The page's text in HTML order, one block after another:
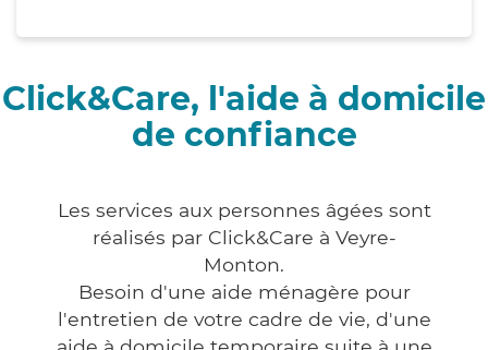
Click&Care, l'aide à domicile
de confiance
Les services aux personnes âgées sont
réalisés par Click&Care à Veyre-
Monton.
Besoin d'une aide ménagère pour
l'entretien de votre cadre de vie, d'une